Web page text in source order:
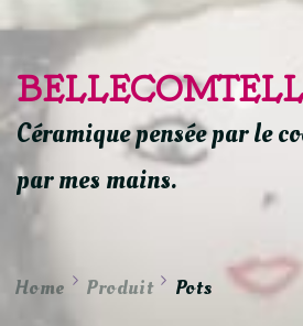
Céramique pensée par le
par mes mains.
Home Produit Pots